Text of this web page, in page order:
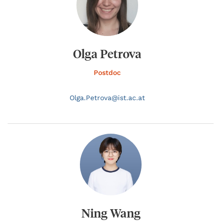
Olga Petrova
Postdoc
Olga.Petrova@ist.ac.at
Ning Wang